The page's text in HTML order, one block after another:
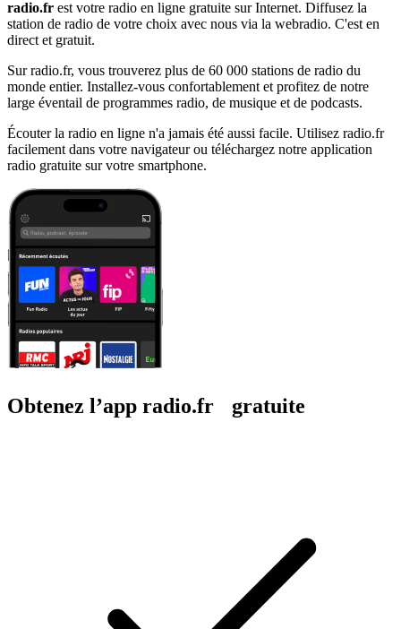
radio.fr est votre radio en ligne gratuite sur Internet. Diffusez la
station de radio de votre choix avec nous via la webradio. C'est en
direct et gratuit.
Sur radio.fr, vous trouverez plus de 60 000 stations de radio du
monde entier. Installez-vous confortablement et profitez de notre
large éventail de programmes radio, de musique et de podcasts.
Écouter la radio en ligne n'a jamais été aussi facile. Utilisez radio.fr
facilement dans votre navigateur ou téléchargez notre application
radio gratuite sur votre smartphone.
Obtenez l’app radio.fr gratuite